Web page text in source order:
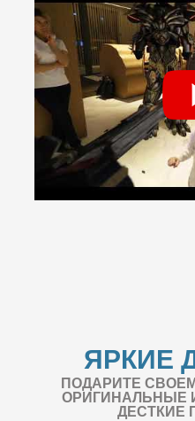
ЯРКИЕ
ПОДАРИТЕ
ОРИГИНАЛЬНЫЕ
ДЕСТКИЕ